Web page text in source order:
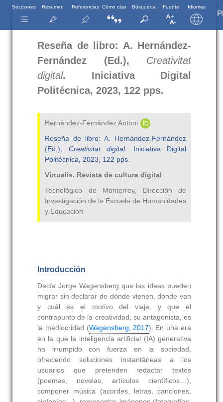
Secciones Resumen Referencias Cómo citar Búsqueda Fuente Idiomas
Reseña de libro: A. Hernández-
Fernández (Ed.), Creativitat
digital. Iniciativa Digital
Politécnica, 2023, 122 pps.
Hernández-Fernández Antoni
Reseña de libro: A. Hernández-Fernández
(Ed.), Creativitat digital. Iniciativa Digital
Politécnica, 2023, 122 pps.
Virtualis. Revista de cultura digital
Tecnológico de Monterrey, Dirección de
Investigación de la Escuela de Humanidades
y Educación
Introducción
Decía Jorge Wagensberg que las ideas pueden
migrar sin declarar de dónde vienen, dónde van
y cuál es el motivo del viaje, y que el
contrapunto de la creatividad, su antagonista, es
la mediocridad (Wagensberg, 2017). En una era
en la que la inteligencia artificial (IA) generativa
ha irrumpido con fuerza en la sociedad,
ofreciendo soluciones instantáneas a los
usuarios que pretenden redactar textos
(poemas, novelas, artículos científicos…),
componer música (acordes, letras, canciones,